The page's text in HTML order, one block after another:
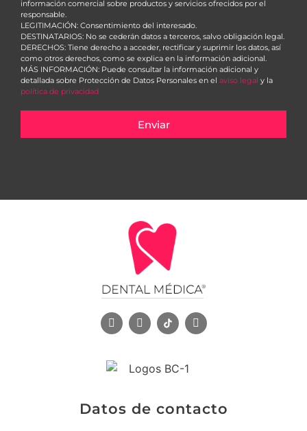
información comercial sobre productos y servicios ofrecidos por el
responsable.
LEGITIMACIÓN: Consentimiento del interesado.
DESTINATARIOS: No se cederán datos a terceros, salvo obligación legal.
DERECHOS: Tiene derecho a acceder, rectificar y suprimir los datos, así
como otros derechos, como se explica en la información adicional.
MÁS INFORMACIÓN: Puede consultar la información adicional y
detallada sobre Protección de Datos Personales en el aviso legal y la
política de privacidad
Enviar
Datos de contacto